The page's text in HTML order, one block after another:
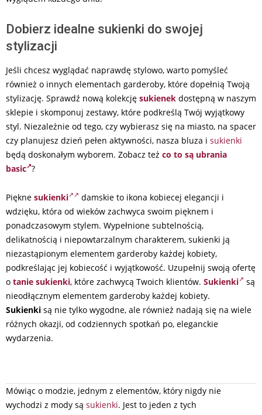
Dobierz idealne sukienki do swojej
stylizacji
Jeśli chcesz wyglądać naprawdę stylowo, warto pomyśleć
również o innych elementach garderoby, które dopełnią Twoją
stylizację. Sprawdź nową kolekcję sukienek dostępną w naszym
sklepie i skomponuj zestawy, które podkreślą Twój wyjątkowy
styl. Niezależnie od tego, czy wybierasz się na miasto, na spacer
czy planujesz dzień pełen aktywności, nasza bluza i sukienki
będą doskonałym wyborem. Zobacz też co to są ubrania
basic ?
Piękne sukienki
damskie to ikona kobiecej elegancji i
wdzięku, która od wieków zachwyca swoim pięknem i
ponadczasowym stylem. Wypełnione subtelnością,
delikatnością i niepowtarzalnym charakterem, sukienki ją
niezastąpionym elementem garderoby każdej kobiety,
podkreślając jej kobiecość i wyjątkowość. Uzupełnij swoją ofertę
o tanie sukienki, które zachwycą Twoich klientów. Sukienki
są
nieodłącznym elementem garderoby każdej kobiety.
Sukienki są nie tylko wygodne, ale również nadają się na wiele
różnych okazji, od codziennych spotkań po, eleganckie
wydarzenia.
2025-
03-
Mówiąc o modzie, jednym z elementów, który nigdy nie
wychodzi z mody są sukienki. Jest to jeden z tych